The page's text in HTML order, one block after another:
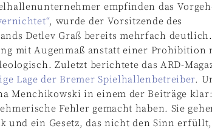
empfinden das
, wurde der Vorsitzende des
Detlev Graß bereits mehrfach
mit Augenmaß anstatt einer Prohibition
Zuletzt berichtete das ARD-
Lage der Bremer Spielhallenbetreiber.
Menchikowski in einem der Beiträge klar:
Fehler gemacht haben. Sie
ein Gesetz, das nicht den Sinn erfüllt,